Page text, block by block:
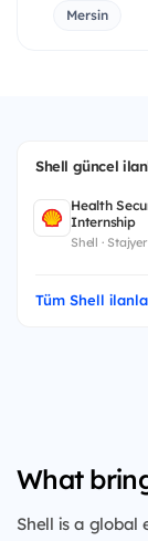
Mersin
Shell güncel
Health
Internship
Shell · Stajyer
Tüm Shell
What
Shell is a global